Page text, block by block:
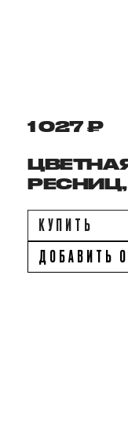
1 027 ₽
РЕСНИЦ,
КУПИТЬ
ДОБАВИТЬ